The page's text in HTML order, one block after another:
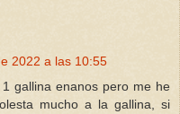
2022 a las 10:55
gallina enanos pero me he
mucho a la gallina, si